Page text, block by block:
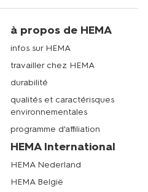
à propos de HEMA
infos sur HEMA
travailler chez HEMA
durabilité
qualités et caractérisques
environnementales
programme d'affiliation
HEMA International
HEMA Nederland
HEMA België